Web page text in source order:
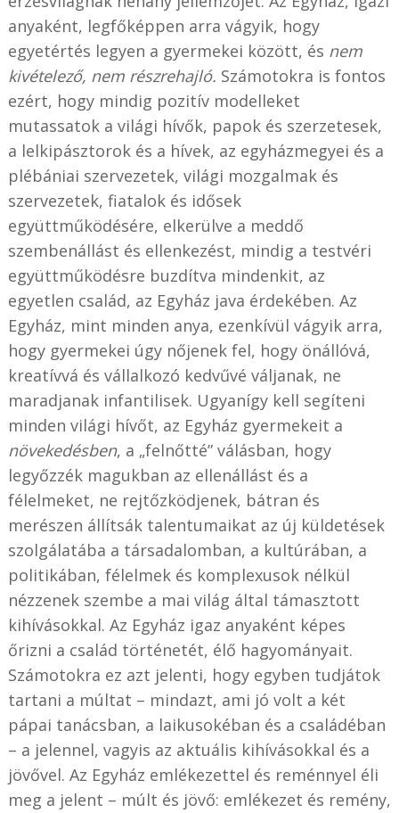
anyaként, legfőképpen arra vágyik, hogy
egyetértés legyen a gyermekei között, és nem
kivételező, nem részrehajló. Számotokra is fontos
ezért, hogy mindig pozitív modelleket
mutassatok a világi hívők, papok és szerzetesek,
a lelkipásztorok és a hívek, az egyházmegyei és a
plébániai szervezetek, világi mozgalmak és
szervezetek, fiatalok és idősek
együttműködésére, elkerülve a meddő
szembenállást és ellenkezést, mindig a testvéri
együttműködésre buzdítva mindenkit, az
egyetlen család, az Egyház java érdekében. Az
Egyház, mint minden anya, ezenkívül vágyik arra,
hogy gyermekei úgy nőjenek fel, hogy önállóvá,
kreatívvá és vállalkozó kedvűvé váljanak, ne
maradjanak infantilisek. Ugyanígy kell segíteni
minden világi hívőt, az Egyház gyermekeit a
növekedésben, a „felnőtté” válásban, hogy
legyőzzék magukban az ellenállást és a
félelmeket, ne rejtőzködjenek, bátran és
merészen állítsák talentumaikat az új küldetések
szolgálatába a társadalomban, a kultúrában, a
politikában, félelmek és komplexusok nélkül
nézzenek szembe a mai világ által támasztott
kihívásokkal. Az Egyház igaz anyaként képes
őrizni a család történetét, élő hagyományait.
Számotokra ez azt jelenti, hogy egyben tudjátok
tartani a múltat – mindazt, ami jó volt a két
pápai tanácsban, a laikusokéban és a családéban
– a jelennel, vagyis az aktuális kihívásokkal és a
jövővel. Az Egyház emlékezettel és reménnyel éli
meg a jelent – múlt és jövő: emlékezet és remény,